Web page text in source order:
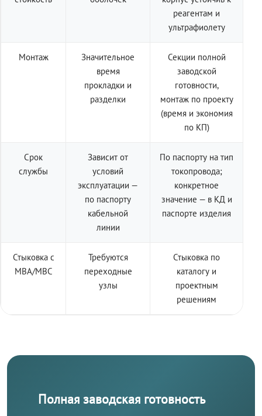
реагентам и
ультрафиолету
Монтаж
Значительное
время
прокладки и
разделки
Секции полной
заводской
готовности,
монтаж по проекту
(время и экономия
по КП)
Срок
службы
Зависит от
условий
эксплуатации —
по паспорту
кабельной
линии
По паспорту на тип
токопровода;
конкретное
значение — в КД и
паспорте изделия
Стыковка с
МВА/МВС
Требуются
переходные
узлы
Стыковка по
каталогу и
проектным
решениям
Полная заводская готовность